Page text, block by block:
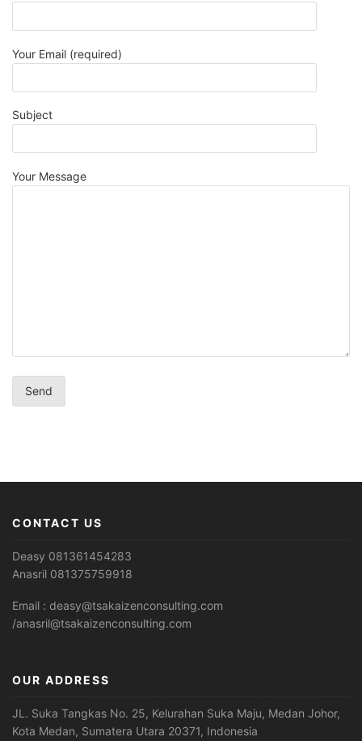
Your Email (required)
Subject
Your Message
CONTACT US
Deasy 081361454283
Anasril 081375759918
Email : deasy@tsakaizenconsulting.com
/anasril@tsakaizenconsulting.com
OUR ADDRESS
JL. Suka Tangkas No. 25, Kelurahan Suka Maju, Medan Johor,
Kota Medan, Sumatera Utara 20371, Indonesia